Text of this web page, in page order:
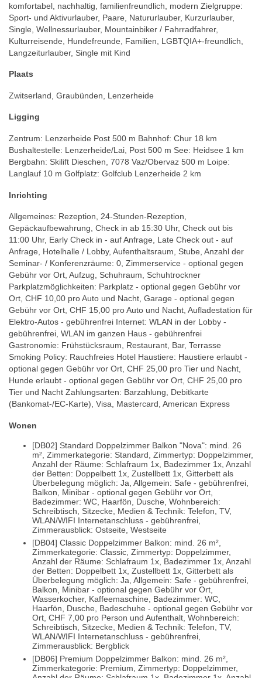
komfortabel, nachhaltig, familienfreundlich, modern Zielgruppe:
Sport- und Aktivurlauber, Paare, Natururlauber, Kurzurlauber,
Single, Wellnessurlauber, Mountainbiker / Fahrradfahrer,
Kulturreisende, Hundefreunde, Familien, LGBTQIA+-freundlich,
Langzeiturlauber, Single mit Kind
Plaats
Zwitserland, Graubünden, Lenzerheide
Ligging
Zentrum: Lenzerheide Post 500 m Bahnhof: Chur 18 km
Bushaltestelle: Lenzerheide/Lai, Post 500 m See: Heidsee 1 km
Bergbahn: Skilift Dieschen, 7078 Vaz/Obervaz 500 m Loipe:
Langlauf 10 m Golfplatz: Golfclub Lenzerheide 2 km
Inrichting
Allgemeines: Rezeption, 24-Stunden-Rezeption,
Gepäckaufbewahrung, Check in ab 15:30 Uhr, Check out bis
11:00 Uhr, Early Check in - auf Anfrage, Late Check out - auf
Anfrage, Hotelhalle / Lobby, Aufenthaltsraum, Stube, Anzahl der
Seminar- / Konferenzräume: 0, Zimmerservice - optional gegen
Gebühr vor Ort, Aufzug, Schuhraum, Schuhtrockner
Parkplatzmöglichkeiten: Parkplatz - optional gegen Gebühr vor
Ort, CHF 10,00 pro Auto und Nacht, Garage - optional gegen
Gebühr vor Ort, CHF 15,00 pro Auto und Nacht, Aufladestation für
Elektro-Autos - gebührenfrei Internet: WLAN in der Lobby -
gebührenfrei, WLAN im ganzen Haus - gebührenfrei
Gastronomie: Frühstücksraum, Restaurant, Bar, Terrasse
Smoking Policy: Rauchfreies Hotel Haustiere: Haustiere erlaubt -
optional gegen Gebühr vor Ort, CHF 25,00 pro Tier und Nacht,
Hunde erlaubt - optional gegen Gebühr vor Ort, CHF 25,00 pro
Tier und Nacht Zahlungsarten: Barzahlung, Debitkarte
(Bankomat-/EC-Karte), Visa, Mastercard, American Express
Wonen
[DB02] Standard Doppelzimmer Balkon "Nova": mind. 26
m², Zimmerkategorie: Standard, Zimmertyp: Doppelzimmer,
Anzahl der Räume: Schlafraum 1x, Badezimmer 1x, Anzahl
der Betten: Doppelbett 1x, Zustellbett 1x, Gitterbett als
Überbelegung möglich: Ja, Allgemein: Safe - gebührenfrei,
Balkon, Minibar - optional gegen Gebühr vor Ort,
Badezimmer: WC, Haarfön, Dusche, Wohnbereich:
Schreibtisch, Sitzecke, Medien & Technik: Telefon, TV,
WLAN/WIFI Internetanschluss - gebührenfrei,
Zimmerausblick: Ostseite, Westseite
[DB04] Classic Doppelzimmer Balkon: mind. 26 m²,
Zimmerkategorie: Classic, Zimmertyp: Doppelzimmer,
Anzahl der Räume: Schlafraum 1x, Badezimmer 1x, Anzahl
der Betten: Doppelbett 1x, Zustellbett 1x, Gitterbett als
Überbelegung möglich: Ja, Allgemein: Safe - gebührenfrei,
Balkon, Minibar - optional gegen Gebühr vor Ort,
Wasserkocher, Kaffeemaschine, Badezimmer: WC,
Haarfön, Dusche, Badeschuhe - optional gegen Gebühr vor
Ort, CHF 7,00 pro Person und Aufenthalt, Wohnbereich:
Schreibtisch, Sitzecke, Medien & Technik: Telefon, TV,
WLAN/WIFI Internetanschluss - gebührenfrei,
Zimmerausblick: Bergblick
[DB06] Premium Doppelzimmer Balkon: mind. 26 m²,
Zimmerkategorie: Premium, Zimmertyp: Doppelzimmer,